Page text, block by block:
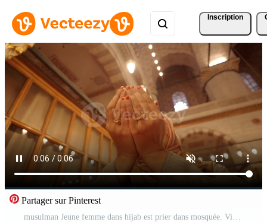
Inscription
Partager sur Pinterest
musulman Jeune femme dans hijab est prier dans mosquée. Vidéo Pro